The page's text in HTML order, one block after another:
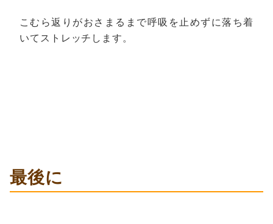
こむら返りがおさまるまで呼吸を止めずに落ち着
いてストレッチします。
最後に